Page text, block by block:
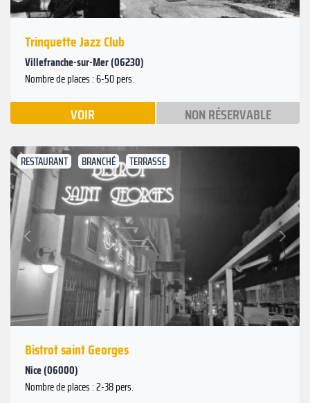
Trinquette Jazz Club
Villefranche-sur-Mer (06230)
Nombre de places : 6-50 pers.
VOIR NON RÉSERVABLE
RESTAURANT BRANCHÉ TERRASSE
Précédent
Suivant
Bistrot saint Georges
Nice (06000)
Nombre de places : 2-38 pers.